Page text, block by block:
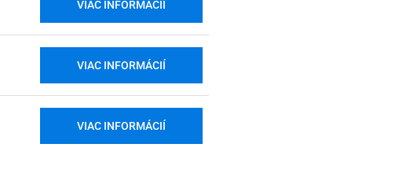
VIAC INFORMÁCIÍ
VIAC INFORMÁCIÍ
VIAC INFORMÁCIÍ